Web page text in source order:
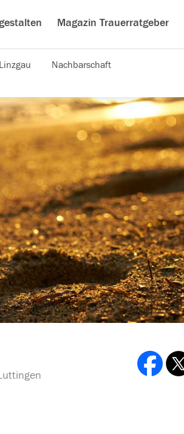
Magazin Trauerratgeber
Linzgau Nachbarschaft